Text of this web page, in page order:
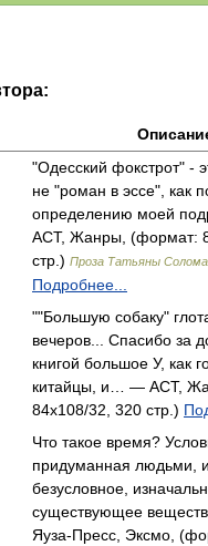
"Одесский фокстрот" -
не "роман в эссе", как
определению моей
АСТ, Жанры, (формат:
стр.) Проза Татьяны
Подробнее...
""Большую собаку"
вечеров... Спасибо за
книгой большое У, как
китайцы, и… — АСТ,
84x108/32, 320 стр.)
Что такое время?
придуманная людьми,
безусловное,
существующее
Яуза-Пресс, Эксмо,